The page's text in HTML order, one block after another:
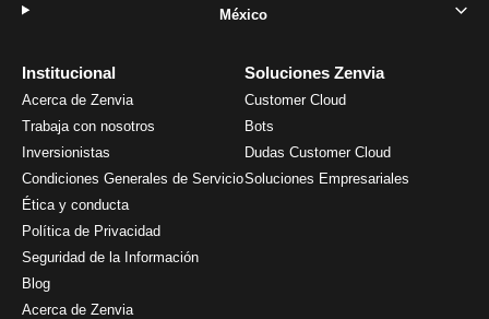
Institucional
Acerca de Zenvia
Trabaja con nosotros
Inversionistas
Condiciones Generales de Servicio
Ética y conducta
Política de Privacidad
Seguridad de la Información
Blog
Acerca de Zenvia
Soluciones Zenvia
Customer Cloud
Bots
Dudas Customer Cloud
Soluciones Empresariales
México